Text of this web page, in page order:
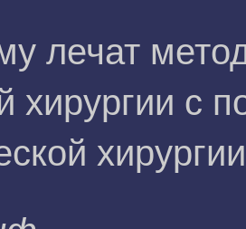
лечат
хирургии с